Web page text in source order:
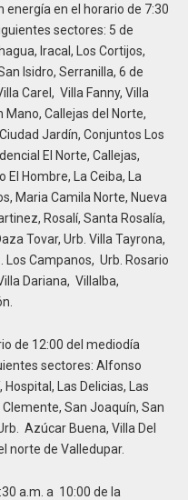
energía en el horario de 7:30
sectores: 5 de
Iracal, Los Cortijos,
Isidro, Serranilla, 6 de
Carel, Villa Fanny, Villa
Mano, Callejas del Norte,
Jardín, Conjuntos Los
El Norte, Callejas,
El Hombre, La Ceiba, La
Maria Camila Norte, Nueva
Rosalí, Santa Rosalía,
Tovar, Urb. Villa Tayrona,
Los Campanos, Urb. Rosario
Dariana, Villalba,
de 12:00 del mediodía
sectores: Alfonso
Hospital, Las Delicias, Las
San Joaquín, San
Azúcar Buena, Villa Del
norte de Valledupar.
a.m. a 10:00 de la